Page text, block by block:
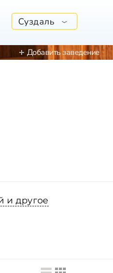
Суздаль
Добавить заведение
и другое